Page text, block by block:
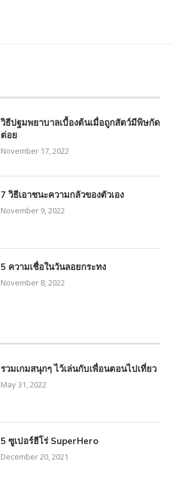
วิธีปฐมพยาบาลเบื้องต้นเมื่อถูกสัตว์มีพิษกัด
ต่อย
November 17, 2022
7 วิธีเอาชนะความกลัวของตัวเอง
November 9, 2022
5 ความเชื่อในวันลอยกระทง
November 8, 2022
รวมเกมสนุกๆ ไว้เล่นกับเพื่อนตอนไปเที่ยว
May 31, 2022
5 ซูเปอร์ฮีโร่ SuperHero
December 20, 2021